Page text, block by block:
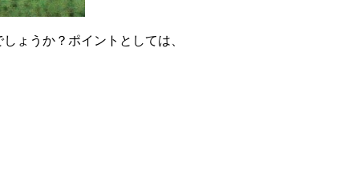
ょうか？ポイントとしては、